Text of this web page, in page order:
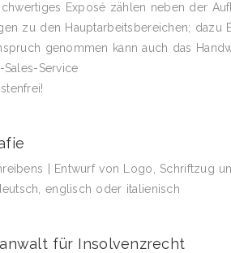
Exposé zählen neben der
zu den Hauptarbeitsbereichen; dazu
genommen kann auch das
Service
| Entwurf von Logo, Schriftzug
englisch oder italienisch
für Insolvenzrecht